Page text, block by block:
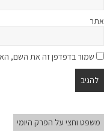
אתר
שמור בדפדפן זה את השם,
משפט וחצי על הפרק היומי